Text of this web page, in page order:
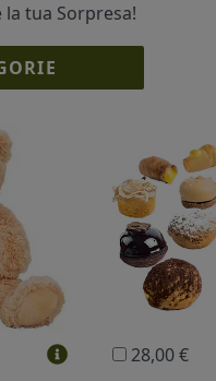
la tua Sorpresa!
Collane Lussoni®
THUN®
28,00 €